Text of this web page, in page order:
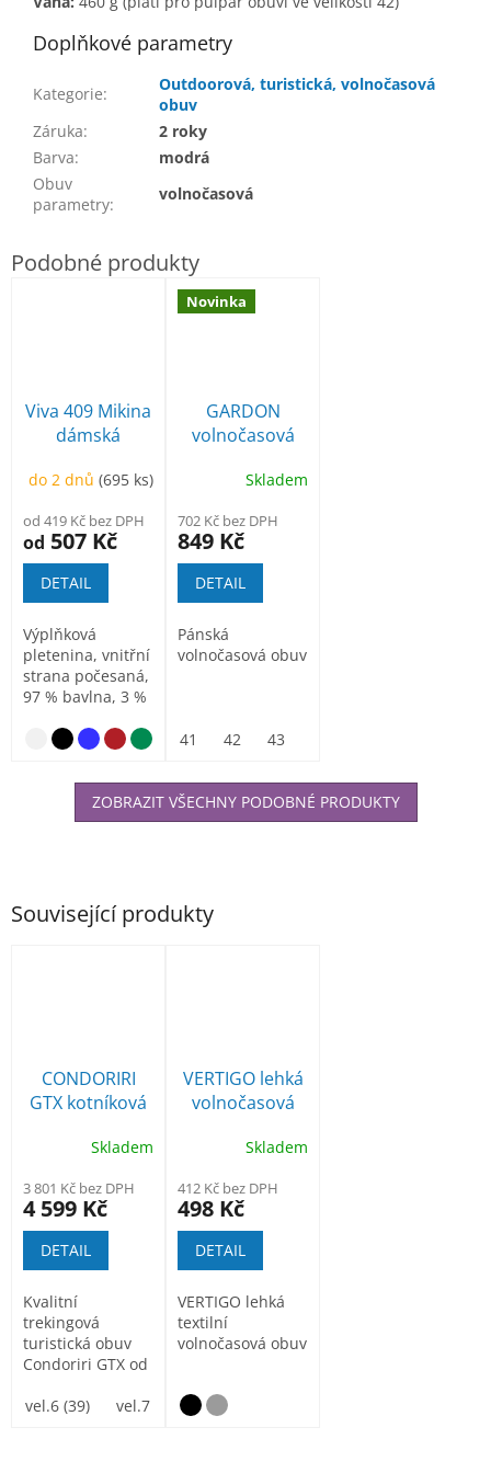
Související produkty
CONDORIRI
GTX kotníková
obuv šedá
Skladem
3 801 Kč bez DPH
4 599 Kč
DETAIL
Kvalitní
trekingová
turistická obuv
Condoriri GTX od
Plus. Tato
vel.6 (39) vel.7 (41) vel.8 (42)
VERTIGO lehká
volnočasová
Skladem
412 Kč bez DPH
498 Kč
DETAIL
VERTIGO lehká
textilní
volnočasová obuv
Doplňkové parametry
Kategorie:
Outdoorová, turistická, volnočasová
obuv
Záruka:
2 roky
Barva:
modrá
Obuv
parametry:
volnočasová
Viva 409 Mikina
dámská
do 2 dnů(695 ks)
od 419 Kč bez DPH
od 507 Kč
DETAIL
Výplňková
pletenina, vnitřní
strana počesaná,
97 % bavlna, 3 %
tmavě šedý melír
Novinka
GARDON
volnočasová
Skladem
702 Kč bez DPH
849 Kč
DETAIL
Pánská
volnočasová obuv
41 42 43
ZOBRAZIT VŠECHNY PODOBNÉ PRODUKTY